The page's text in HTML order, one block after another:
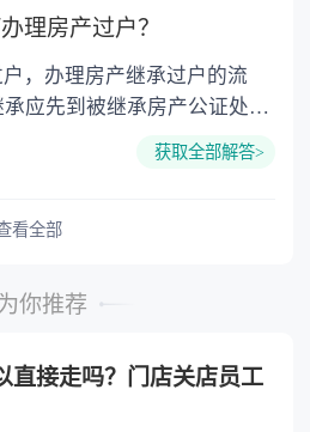
生活的继承人，分配遗产
义务的，分配遗产时，应当
理房产过户？
法属于国家所
、登记机构和登记办法，由
获取全部解答>
看全部
你推荐
直接走吗？门店关店员工